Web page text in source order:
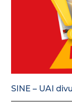
SINE – UAI